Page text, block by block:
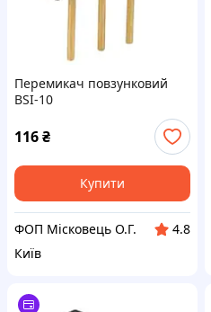
Перемикач повзунковий
BSI-10
116₴
Купити
ФОП Місковець О.Г.
4.8
Київ